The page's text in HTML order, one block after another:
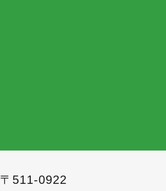
〒511-0922